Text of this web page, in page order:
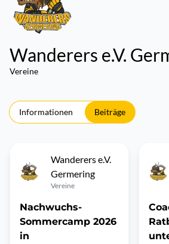
Wanderers e.V.
Vereine
Informationen Beiträge
Wanderers e.V.
Germering
Vereine
Nachwuchs-
Sommercamp 2026
in